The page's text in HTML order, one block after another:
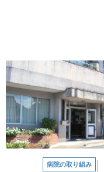
病院の取り組み